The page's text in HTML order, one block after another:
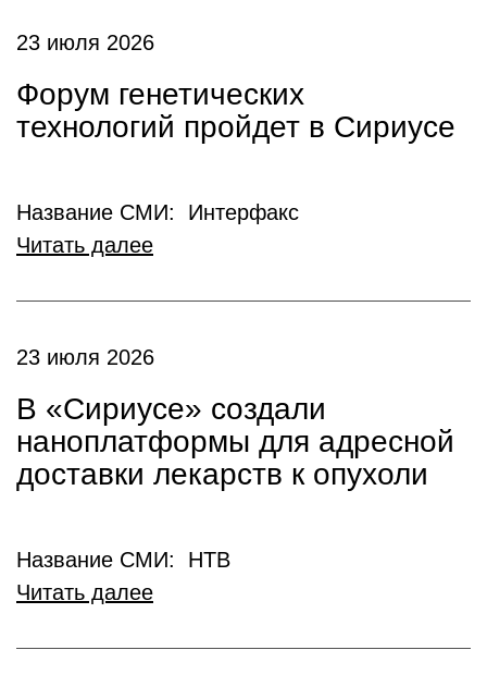
23 июля 2026
Форум генетических
технологий пройдет в Сириусе
Название СМИ: Интерфакс
Читать далее
23 июля 2026
В «Сириусе» создали
наноплатформы для адресной
доставки лекарств к опухоли
Название СМИ: НТВ
Читать далее